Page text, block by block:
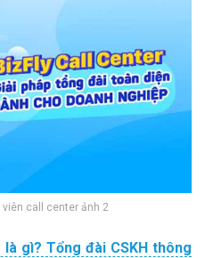
viên call center ảnh 2
gì? Tổng đài CSKH thông